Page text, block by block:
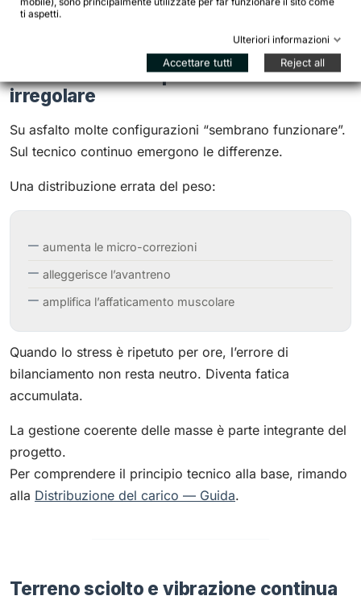
Distribuzione del peso su fondo
irregolare
Su asfalto molte configurazioni “sembrano funzionare”.
Sul tecnico continuo emergono le differenze.
Una distribuzione errata del peso:
aumenta le micro-correzioni
alleggerisce l’avantreno
amplifica l’affaticamento muscolare
Quando lo stress è ripetuto per ore, l’errore di
bilanciamento non resta neutro. Diventa fatica
accumulata.
La gestione coerente delle masse è parte integrante del
progetto.
Per comprendere il principio tecnico alla base, rimando
alla Distribuzione del carico — Guida.
Terreno sciolto e vibrazione continua
ti aspetti.
Ulteriori informazioni
Accettare tutti Reject all